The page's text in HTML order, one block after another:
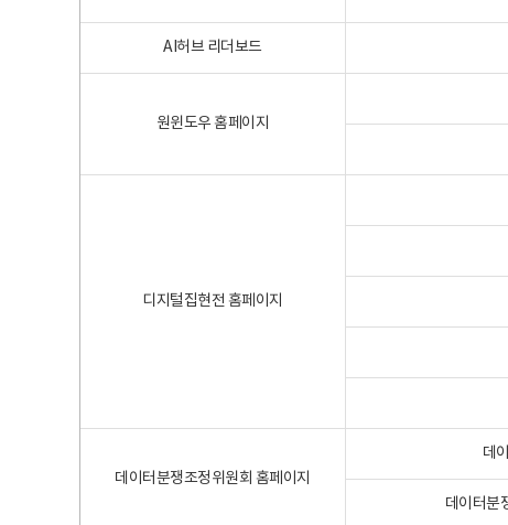
AI허브 리더보드
원윈도우 홈페이지
디지털집현전 홈페이지
데이터분쟁조정위원회 홈페이지
데
데이터분